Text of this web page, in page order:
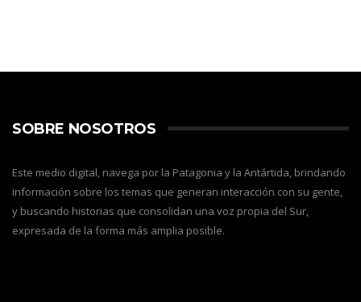
SOBRE NOSOTROS
Este medio digital, navega por la Patagonia y la Antártida, brindando
información sobre los temas que generan interacción con su gente,
y buscando historias que consolidan una voz propia del Sur,
expresada de la forma más amplia posible.